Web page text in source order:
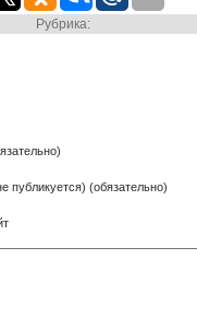
Рубрика:
публикуется) (обязательно)